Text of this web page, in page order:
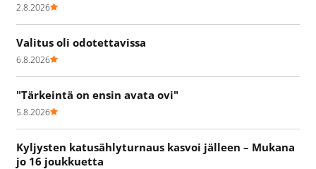
2.8.2026
Valitus oli odotettavissa
6.8.2026
"Tärkeintä on ensin avata ovi"
5.8.2026
Kyljysten katusählyturnaus kasvoi jälleen – Mukana
jo 16 joukkuetta